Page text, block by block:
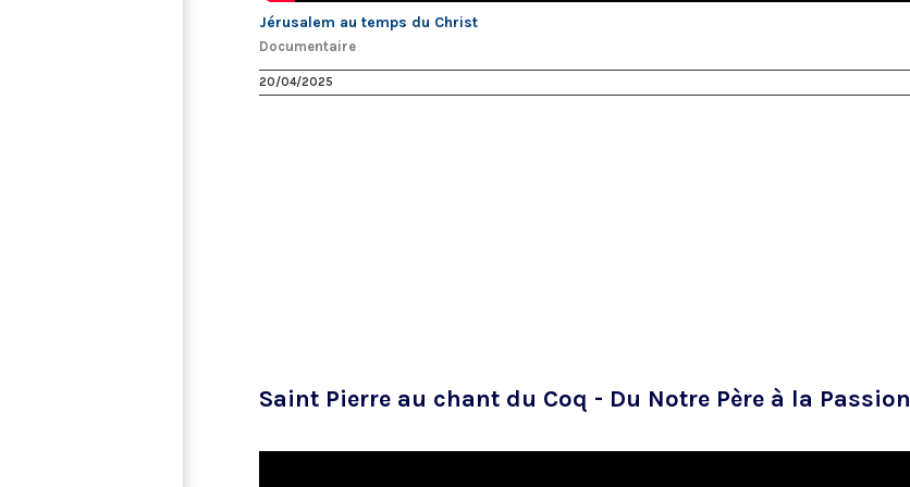
Jérusalem au temps du Christ
Documentaire
20/04/2025
Saint Pierre au chant du Coq - Du Notre Père à la Passion